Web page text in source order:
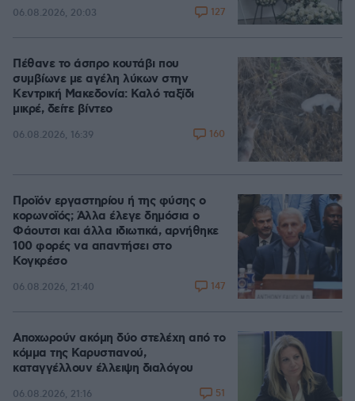
06.08.2026, 20:03 127
Πέθανε το άσπρο κουτάβι που
συμβίωνε με αγέλη λύκων στην
Κεντρική Μακεδονία: Καλό ταξίδι
μικρέ, δείτε βίντεο
06.08.2026, 16:39 160
Προϊόν εργαστηρίου ή της φύσης ο
κορωνοϊός; Άλλα έλεγε δημόσια ο
Φάουτσι και άλλα ιδιωτικά, αρνήθηκε
100 φορές να απαντήσει στο
Κογκρέσο
06.08.2026, 21:40 147
Αποχωρούν ακόμη δύο στελέχη από το
κόμμα της Καρυστιανού,
καταγγέλλουν έλλειψη διαλόγου
06.08.2026, 21:16 51